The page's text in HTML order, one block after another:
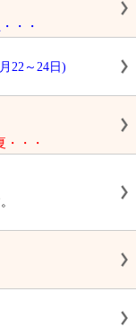
・・
22～24日)
・・